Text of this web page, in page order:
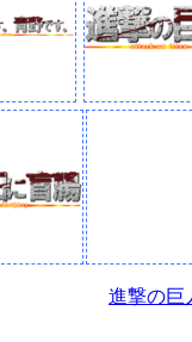
進撃の巨